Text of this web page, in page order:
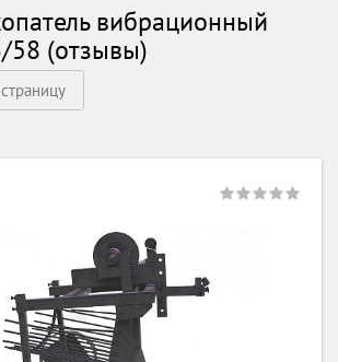
вибрационный
58 (отзывы)